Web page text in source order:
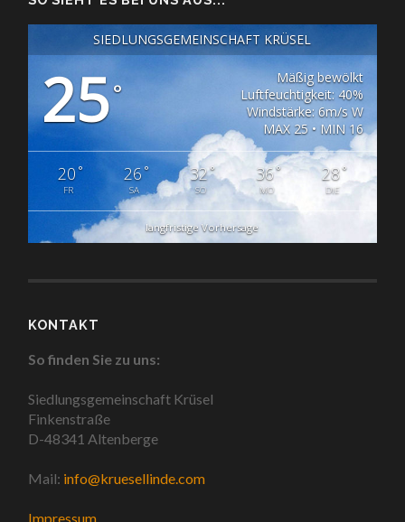
SIEDLUNGSGEMEINSCHAFT KRÜSEL
25°
Mäßig bewölkt
Luftfeuchtigkeit: 40%
Windstärke: 6m/s W
MAX 25 • MIN 16
20°
FR
26°
SA
32°
SO
36°
MO
28°
DIE
langfristige Vorhersage
KONTAKT
So finden Sie zu uns:
Siedlungsgemeinschaft Krüsel
Finkenstraße
D-48341 Altenberge
Mail: info@kruesellinde.com
Impressum